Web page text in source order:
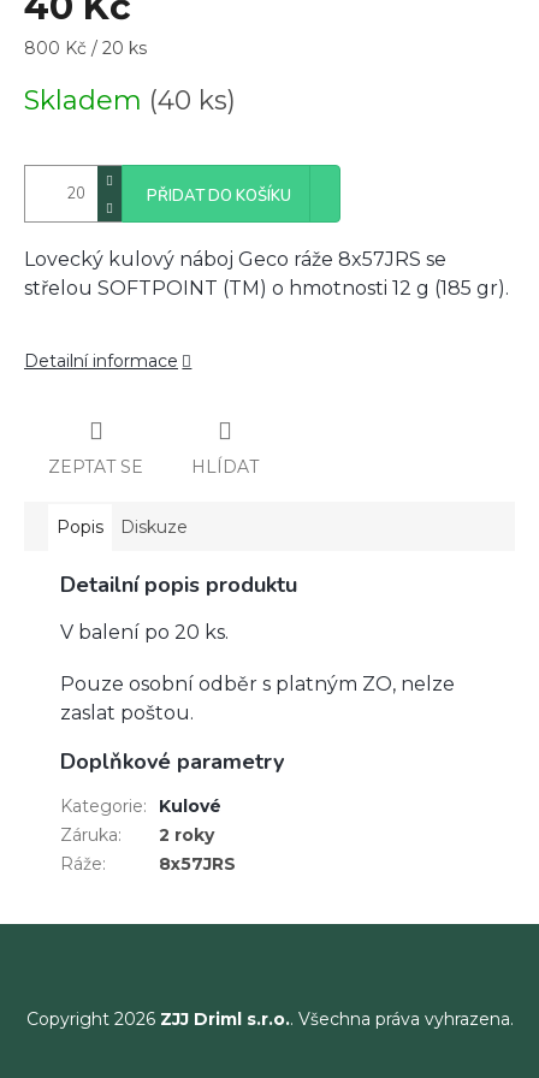
Měrná
800 Kč / 20 ks
Skladem (40 ks)
PŘIDAT DO KOŠÍKU
Lovecký kulový náboj Geco ráže 8x57JRS se
střelou SOFTPOINT (TM) o hmotnosti 12 g (185 gr).
Detailní informace
ZEPTAT SE HLÍDAT
Popis Diskuze
Detailní popis produktu
V balení po 20 ks.
Pouze osobní odběr s platným ZO, nelze
zaslat poštou.
Doplňkové parametry
Kategorie:
Kulové
Záruka:
2 roky
Ráže: 8x57JRS
Copyright 2026 ZJJ Driml s.r.o.. Všechna práva vyhrazena.